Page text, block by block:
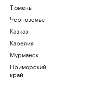
Тюмень
Черноземье
Кавказ
Карелия
Мурманск
Приморский
край